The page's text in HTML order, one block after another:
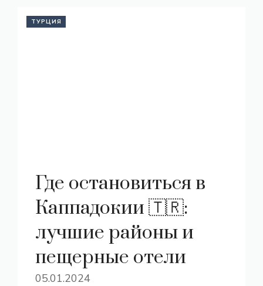
ТУРЦИЯ
Где остановиться в
Каппадокии 🇹🇷:
лучшие районы и
пещерные отели
05.01.2024